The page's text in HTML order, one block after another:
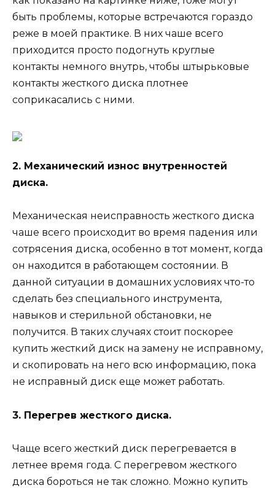
быть проблемы, которые встречаются гораздо
реже в моей практике. В них чаше всего
приходится просто подогнуть круглые
контакты немного внутрь, чтобы штырьковые
контакты жесткого диска плотнее
соприкасались с ними.
2. Механический износ внутренностей
диска.
Механическая неисправность жесткого диска
чаше всего происходит во время падения или
сотрясения диска, особенно в тот момент, когда
он находится в работающем состоянии. В
данной ситуации в домашних условиях что-то
сделать без специального инструмента,
навыков и стерильной обстановки, не
получится. В таких случаях стоит поскорее
купить жесткий диск на замену не исправному,
и скопировать на него всю информацию, пока
не исправный диск еще может работать.
3. Перегрев жесткого диска.
Чаще всего жесткий диск перегревается в
летнее время года. С перегревом жесткого
диска бороться не так сложно. Можно купить